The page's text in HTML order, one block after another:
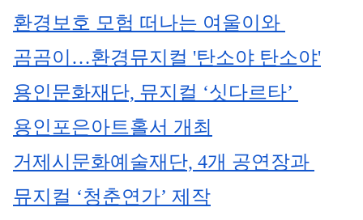
환경보호 모험 떠나는 여울이와
곰곰이…환경뮤지컬 '탄소야 탄소야'
용인문화재단, 뮤지컬 ‘싯다르타’
용인포은아트홀서 개최
거제시문화예술재단, 4개 공연장과
뮤지컬 ‘청춘연가’ 제작